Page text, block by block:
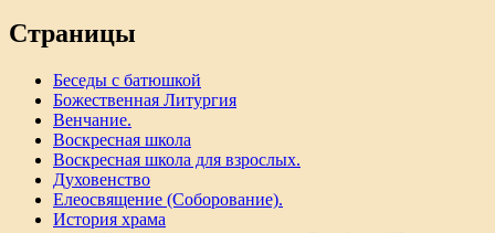
Страницы
Беседы с батюшкой
Божественная Литургия
Венчание.
Воскресная школа
Воскресная школа для взрослых.
Духовенство
Елеосвящение (Соборование).
История храма